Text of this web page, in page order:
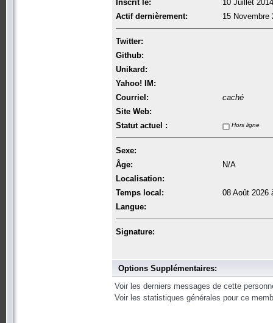
Inscrit le:
10 Juillet
Actif dernièrement:
15 Novembre
Twitter:
Github:
Unikard:
Yahoo! IM:
Courriel:
caché
Site Web:
Statut actuel :
Hors ligne
Sexe:
Âge:
N/A
Localisation:
Temps local:
08 Août 2026
Langue:
Signature:
Options Supplémentaires:
Voir les derniers messages de cette
Voir les statistiques générales pour ce